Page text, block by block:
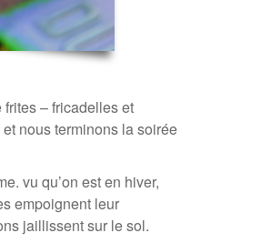
frites – fricadelles et
nous terminons la soirée
vu qu’on est en hiver,
empoignent leur
jaillissent sur le sol.